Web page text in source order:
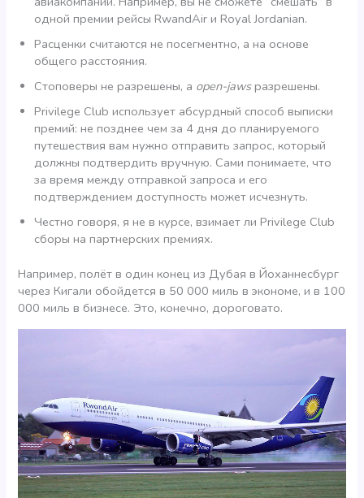
одной премии рейсы RwandAir и Royal Jordanian.
Расценки считаются не посегментно, а на основе
общего расстояния.
Стоповеры не разрешены, а open-jawsразрешены.
Privilege Club использует абсурдный способ выписки
премий: не позднее чем за 4 дня до планируемого
путешествия вам нужно отправить запрос, который
должны подтвердить вручную. Сами понимаете, что
за время между отправкой запроса и его
подтверждением доступность может исчезнуть.
Честно говоря, я не в курсе, взимает ли Privilege Club
сборы на партнерских премиях.
Например, полёт в один конец из Дубая в Йоханнесбург
через Кигали обойдется в 50 000 миль в экономе, и в 100
000 миль в бизнесе. Это, конечно, дороговато.